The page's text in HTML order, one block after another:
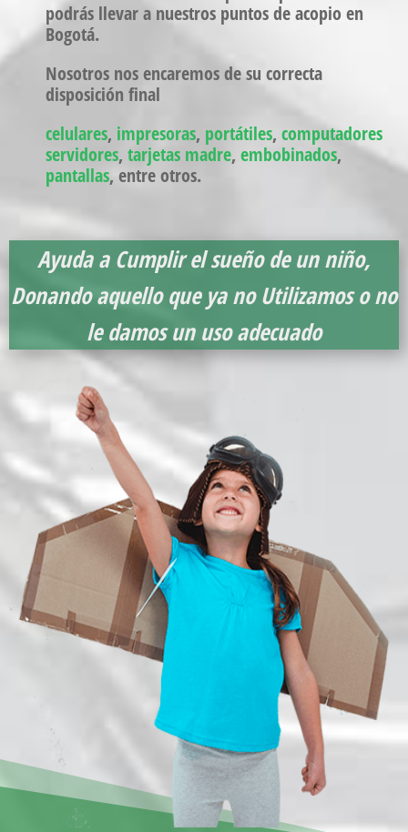
podrás llevar a nuestros puntos de acopio en
Bogotá.
Nosotros nos encaremos de su correcta
disposición final
celulares, impresoras, portátiles, computadores
servidores, tarjetas madre, embobinados,
pantallas, entre otros.
Ayuda a Cumplir el sueño de un niño,
Donando aquello que ya no Utilizamos o no
le damos un uso adecuado